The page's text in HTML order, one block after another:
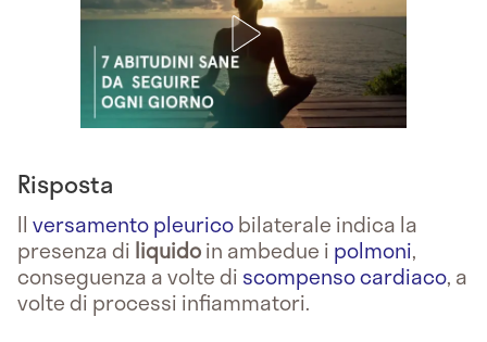
Risposta
Il versamento pleuricobilaterale indica la
presenza di liquidoin ambedue i polmoni,
conseguenza a volte di scompenso cardiaco, a
volte di processi infiammatori.